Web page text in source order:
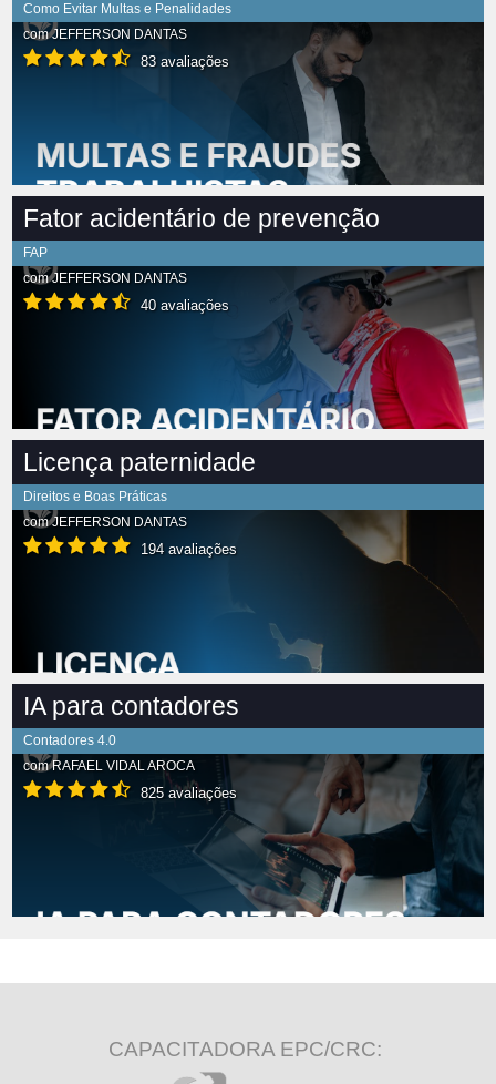
Como Evitar Multas e Penalidades
comJEFFERSON DANTAS
83 avaliações
Fator acidentário de prevenção
FAP
comJEFFERSON DANTAS
40 avaliações
Licença paternidade
Direitos e Boas Práticas
comJEFFERSON DANTAS
194 avaliações
IA para contadores
Contadores 4.0
comRAFAEL VIDAL AROCA
825 avaliações
CAPACITADORA EPC/CRC: